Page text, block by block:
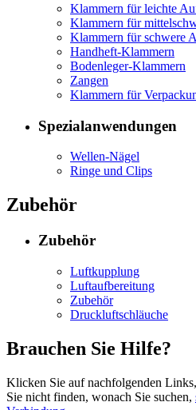
Klammern für leichte
Klammern für
Klammern für schwere
Handheft-Klammern
Bodenleger-Klammern
Zangen
Klammern für
Spezialanwendungen
Wellen-Nägel
Ringe und Clips
Zubehör
Zubehör
Luftkupplung
Luftaufbereitung
Zubehör
Druckluftschläuche
Brauchen Sie Hilfe?
Klicken Sie auf nachfolgenden
Sie nicht finden, wonach Sie suchen,